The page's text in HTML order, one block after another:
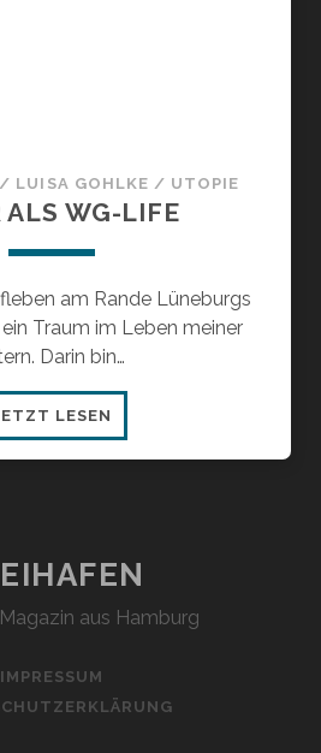
/ LUISA GOHLKE / UTOPIE
ALS WG-LIFE
am Rande Lüneburgs
Traum im Leben meiner
Darin bin…
LESEN
ALS
aus Hamburg
IMPRESSUM